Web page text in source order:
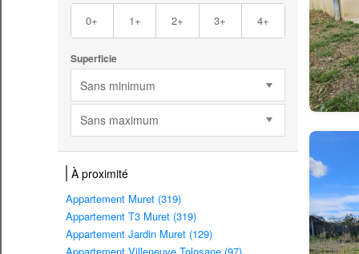
0+ 1+ 2+ 3+ 4+
Superficie
Sans minimum
Sans maximum
À proximité
Appartement Muret (319)
Appartement T3 Muret (319)
Appartement Jardin Muret (129)